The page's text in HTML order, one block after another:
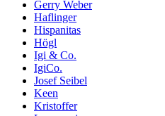
Gerry Weber
Haflinger
Hispanitas
Högl
Igi & Co.
IgiCo.
Josef Seibel
Keen
Kristoffer